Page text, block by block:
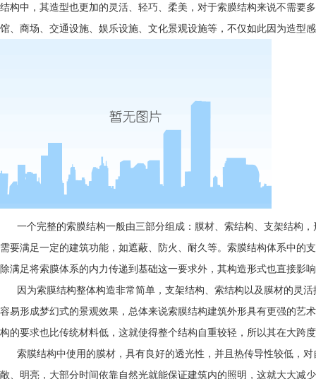
结构中，其造型也更加的灵活、轻巧、柔美，对于索膜结构来说不需要
馆、商场、交通设施、娱乐设施、文化景观设施等，不仅如此因为造型
一个完整的索膜结构一般由三部分组成：膜材、索结构、支架结构，
需要满足一定的建筑功能，如遮蔽、防火、耐久等。索膜结构体系中的
除满足将索膜体系的内力传递到基础这一要求外，其构造形式也直接影
因为索膜结构整体构造非常简单，支架结构、索结构以及膜材的灵活
容易形成梦幻式的景观效果，总体来说索膜结构建筑外形具有更强的艺
构的要求也比传统材料低，这就使得整个结构自重较轻，所以其在大跨
索膜结构中使用的膜材，具有良好的透光性，并且热传导性较低，对
敞、明亮，大部分时间依靠自然光就能保证建筑内的照明，这就大大减